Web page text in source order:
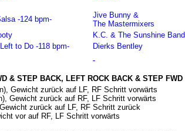
-124 bpm-
Jive Bunny &
The Mastermixers
K.C. & The Sunshine Band
to Do -118 bpm-
Dierks Bentley
& STEP BACK, LEFT ROCK BACK & STEP FWD
Gewicht zurück auf LF, RF Schritt vorwärts
Gewicht zurück auf RF, LF Schritt vorwärts
zurück auf LF, RF Schritt zurück
vor auf RF, LF Schritt vorwärts